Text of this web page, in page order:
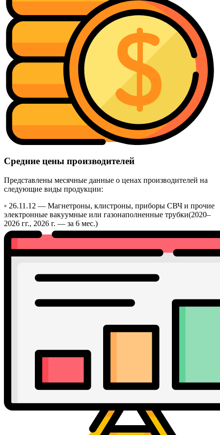
Средние цены производителей
Представлены месячные данные о ценах производителей на
следующие виды продукции:
◦ 26.11.12 — Магнетроны, клистроны, приборы СВЧ и прочие
электронные вакуумные или газонаполненные трубки(2020–
2026 гг., 2026 г. — за 6 мес.)